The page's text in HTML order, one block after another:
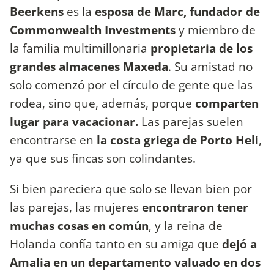
Beerkens es la esposa de Marc, fundador de
Commonwealth Investmentsy miembro de
la familia multimillonaria propietaria de los
grandes almacenes Maxeda. Su amistad no
solo comenzó por el círculo de gente que las
rodea, sino que, además, porque comparten
lugar para vacacionar. Las parejas suelen
encontrarse en la costa griega de Porto Heli,
ya que sus fincas son colindantes.
Si bien pareciera que solo se llevan bien por
las parejas, las mujeres encontraron tener
muchas cosas en común, y la reina de
Holanda confía tanto en su amiga que dejó a
Amalia en un departamento valuado en dos